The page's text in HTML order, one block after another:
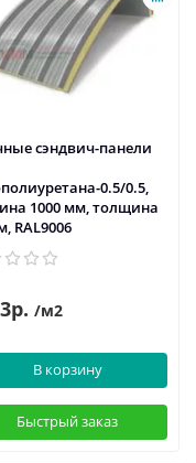
сэндвич-панели
0.5/0.5,
1000 мм, толщина
RAL9006
/м2
В корзину
Быстрый заказ